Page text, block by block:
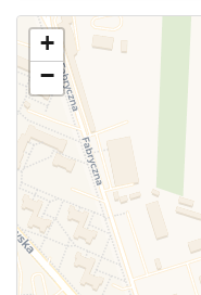
Użyj tego
zmianach w
+
−